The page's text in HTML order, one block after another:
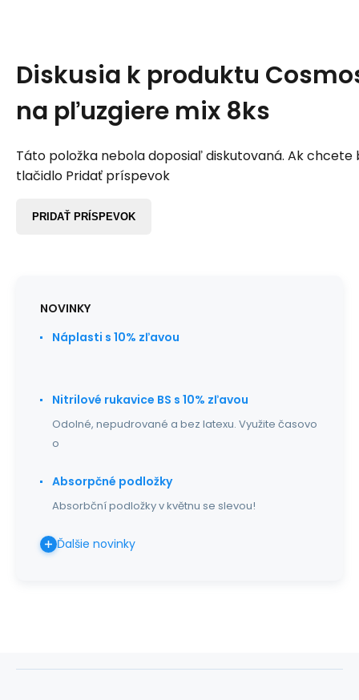
Diskusia k produktu
na pľuzgiere mix 8ks
Táto položka nebola doposiaľ diskutovaná. Ak chcete
tlačidlo Pridať príspevok
PRIDAŤ PRÍSPEVOK
NOVINKY
Náplasti s 10% zľavou
Nitrilové rukavice BS s 10% zľavou
Odolné, nepudrované a bez latexu. Využite časovo
o
Absorpčné podložky
Absorbční podložky v květnu se slevou!
Ďalšie novinky